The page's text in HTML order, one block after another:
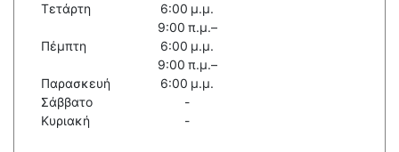
Τετάρτη
6:00 μ.μ.
Πέμπτη
9:00 π.μ.–
6:00 μ.μ.
Παρασκευή
9:00 π.μ.–
6:00 μ.μ.
Σάββατο
-
Κυριακή
-